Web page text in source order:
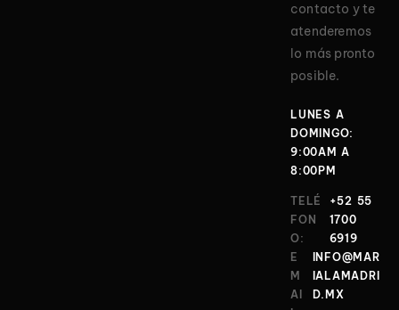
contacto y te
atenderemos
lo más pronto
posible.
LUNES A
DOMINGO:
9:00AM A
8:00PM
TELÉ
FON
O:
+52 55
1700
6919
E
M
AI
INFO@MAR
IALAMADRI
D.MX